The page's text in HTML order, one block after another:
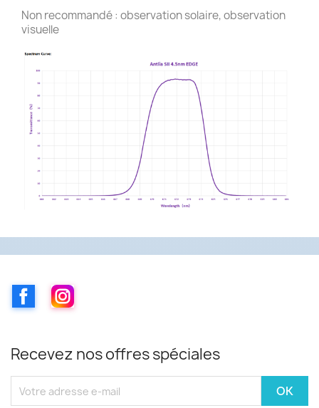
Non recommandé : observation solaire, observation
visuelle
FacebookInstagram
Recevez nos offres spéciales